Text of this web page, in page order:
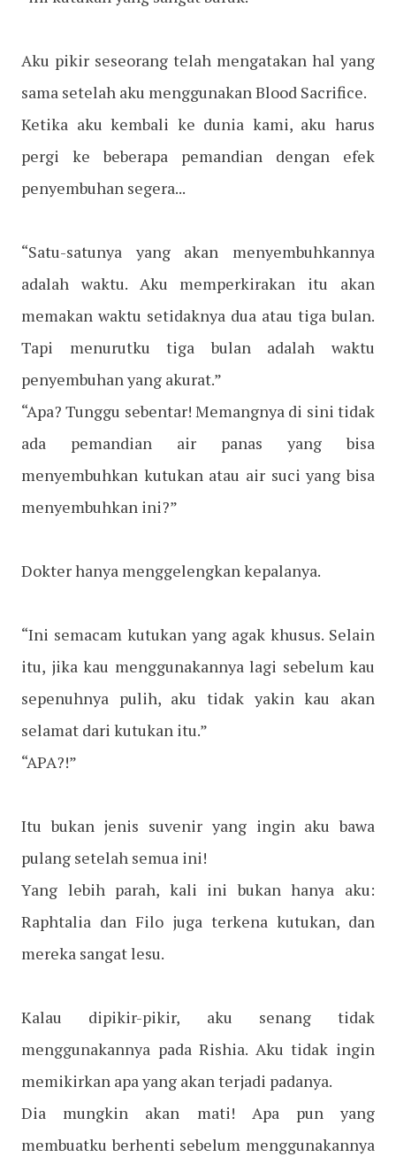
Aku pikir seseorang telah mengatakan hal yang
sama setelah aku menggunakan Blood Sacrifice.
Ketika aku kembali ke dunia kami, aku harus
pergi ke beberapa pemandian dengan efek
penyembuhan segera...
“Satu-satunya yang akan menyembuhkannya
adalah waktu. Aku memperkirakan itu akan
memakan waktu setidaknya dua atau tiga bulan.
Tapi menurutku tiga bulan adalah waktu
penyembuhan yang akurat.”
“Apa? Tunggu sebentar! Memangnya di sini tidak
ada pemandian air panas yang bisa
menyembuhkan kutukan atau air suci yang bisa
menyembuhkan ini?”
Dokter hanya menggelengkan kepalanya.
“Ini semacam kutukan yang agak khusus. Selain
itu, jika kau menggunakannya lagi sebelum kau
sepenuhnya pulih, aku tidak yakin kau akan
selamat dari kutukan itu.”
“APA?!”
Itu bukan jenis suvenir yang ingin aku bawa
pulang setelah semua ini!
Yang lebih parah, kali ini bukan hanya aku:
Raphtalia dan Filo juga terkena kutukan, dan
mereka sangat lesu.
Kalau dipikir-pikir, aku senang tidak
menggunakannya pada Rishia. Aku tidak ingin
memikirkan apa yang akan terjadi padanya.
Dia mungkin akan mati! Apa pun yang
membuatku berhenti sebelum menggunakannya